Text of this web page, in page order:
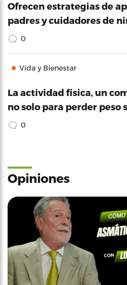
Ofrecen estrategias de
padres y cuidadores de
0
Vida y Bienestar
La actividad física, un
no solo para perder peso
0
Opiniones